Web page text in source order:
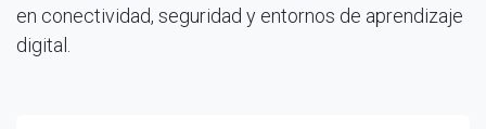
en conectividad, seguridad y entornos de aprendizaje
digital.